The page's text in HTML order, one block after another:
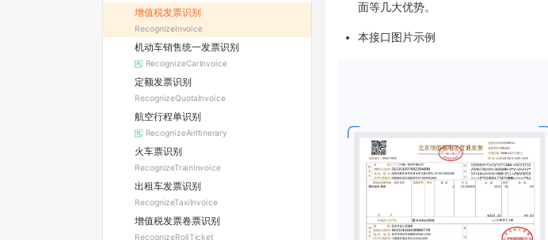
增值税发票识别
RecognizeInvoice
机动车销售统一发票识别
RecognizeCarInvoice
定额发票识别
RecognizeQuotaInvoice
航空行程单识别
RecognizeAirItinerary
火车票识别
RecognizeTrainInvoice
出租车发票识别
RecognizeTaxiInvoice
增值税发票卷票识别
RecognizeRollTicket
面等几大优势。
本接口图片示例